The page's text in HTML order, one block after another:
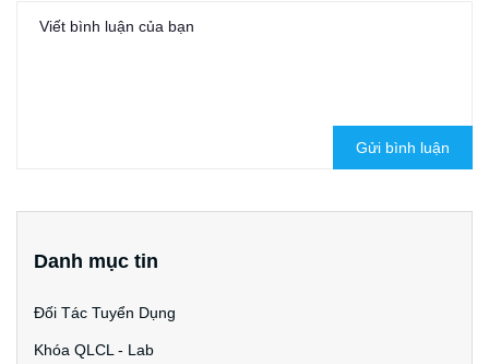
Gửi bình luận
Danh mục tin
Đối Tác Tuyển Dụng
Khóa QLCL - Lab